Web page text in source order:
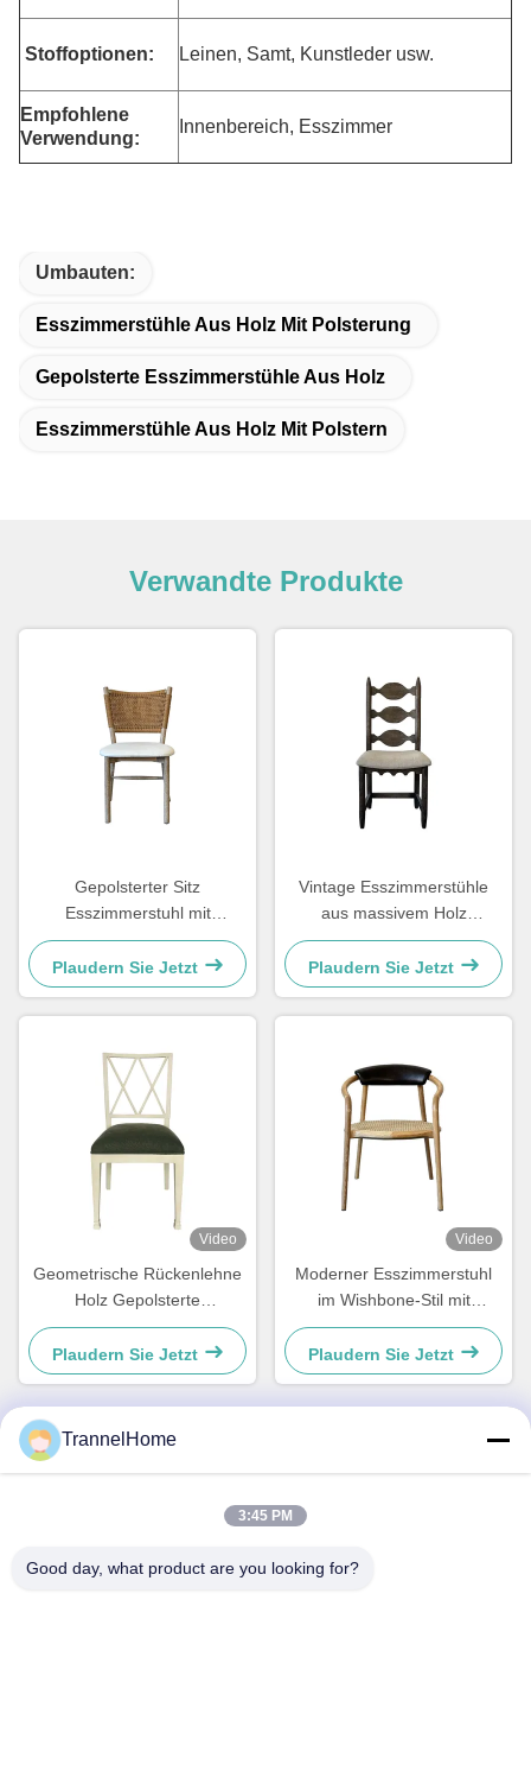
Stoffoptionen: Leinen, Samt, Kunstleder usw.
Empfohlene
Verwendung:
Innenbereich, Esszimmer
Umbauten:
Esszimmerstühle Aus Holz Mit Polsterung
Gepolsterte Esszimmerstühle Aus Holz
Esszimmerstühle Aus Holz Mit Polstern
Verwandte Produkte
Gepolsterter Sitz
Esszimmerstuhl mit
gewebter Rückenlehne,
leicht zu reinigen, bequem
für das Esszimmer
Plaudern Sie Jetzt
Vintage Esszimmerstühle
aus massivem Holz
48×57×105,5 cm, weich mit
geschnitztem Leiter-Rücken
Plaudern Sie Jetzt
Video
Geometrische Rückenlehne
Holz Gepolsterte
Esszimmerstühle Stilvolle
Feuchtigkeitsbeständigkeit
Plaudern Sie Jetzt
Video
Moderner Esszimmerstuhl
im Wishbone-Stil mit
gewebtem Sitz und
Lederlehne
Plaudern Sie Jetzt
Zimmer 209, Gebäude 6, Xingxing Road Nr. 8, Xingqiao
TrannelHome
3:45 PM
Good day, what product are you looking for?